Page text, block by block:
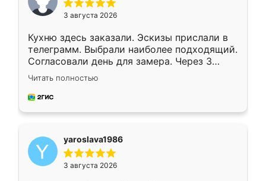
3 августа 2026
Кухню здесь заказали. Эскизы прислали в
телеграмм. Выбрали наиболее подходящий.
Согласовали день для замера. Через 3
недели кухня была уже готова. Остались
довольны работой. Спасибо Ренессанс
мебель за качественную работу!
Читать полностью
yaroslava1986
3 августа 2026